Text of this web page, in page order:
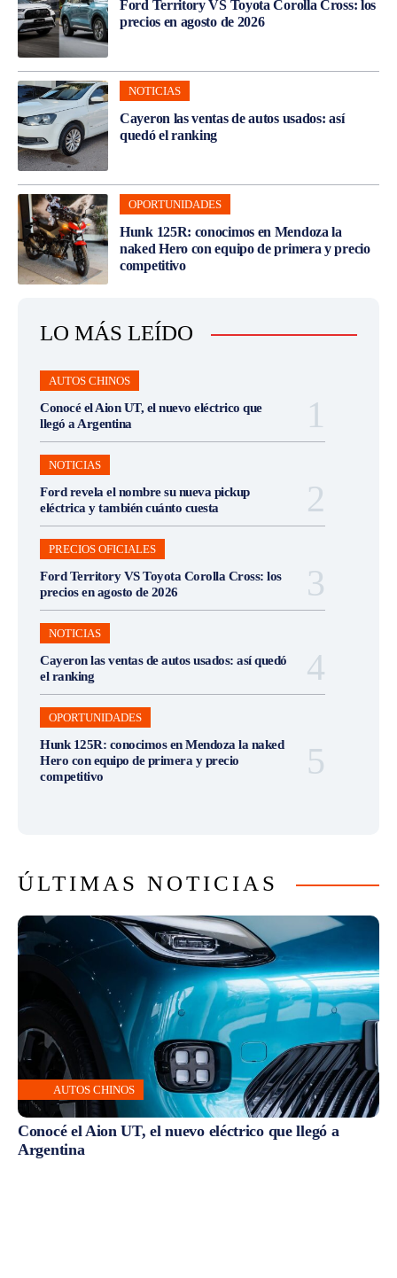
Ford Territory VS Toyota Corolla Cross: los
precios en agosto de 2026
NOTICIAS
Cayeron las ventas de autos usados: así
quedó el ranking
OPORTUNIDADES
Hunk 125R: conocimos en Mendoza la
naked Hero con equipo de primera y precio
competitivo
LO MÁS LEÍDO
AUTOS CHINOS
Conocé el Aion UT, el nuevo eléctrico que
llegó a Argentina
NOTICIAS
Ford revela el nombre su nueva pickup
eléctrica y también cuánto cuesta
PRECIOS OFICIALES
Ford Territory VS Toyota Corolla Cross: los
precios en agosto de 2026
NOTICIAS
Cayeron las ventas de autos usados: así quedó
el ranking
OPORTUNIDADES
Hunk 125R: conocimos en Mendoza la naked
Hero con equipo de primera y precio
competitivo
ÚLTIMAS NOTICIAS
AUTOS CHINOS
Conocé el Aion UT, el nuevo eléctrico que llegó a
Argentina